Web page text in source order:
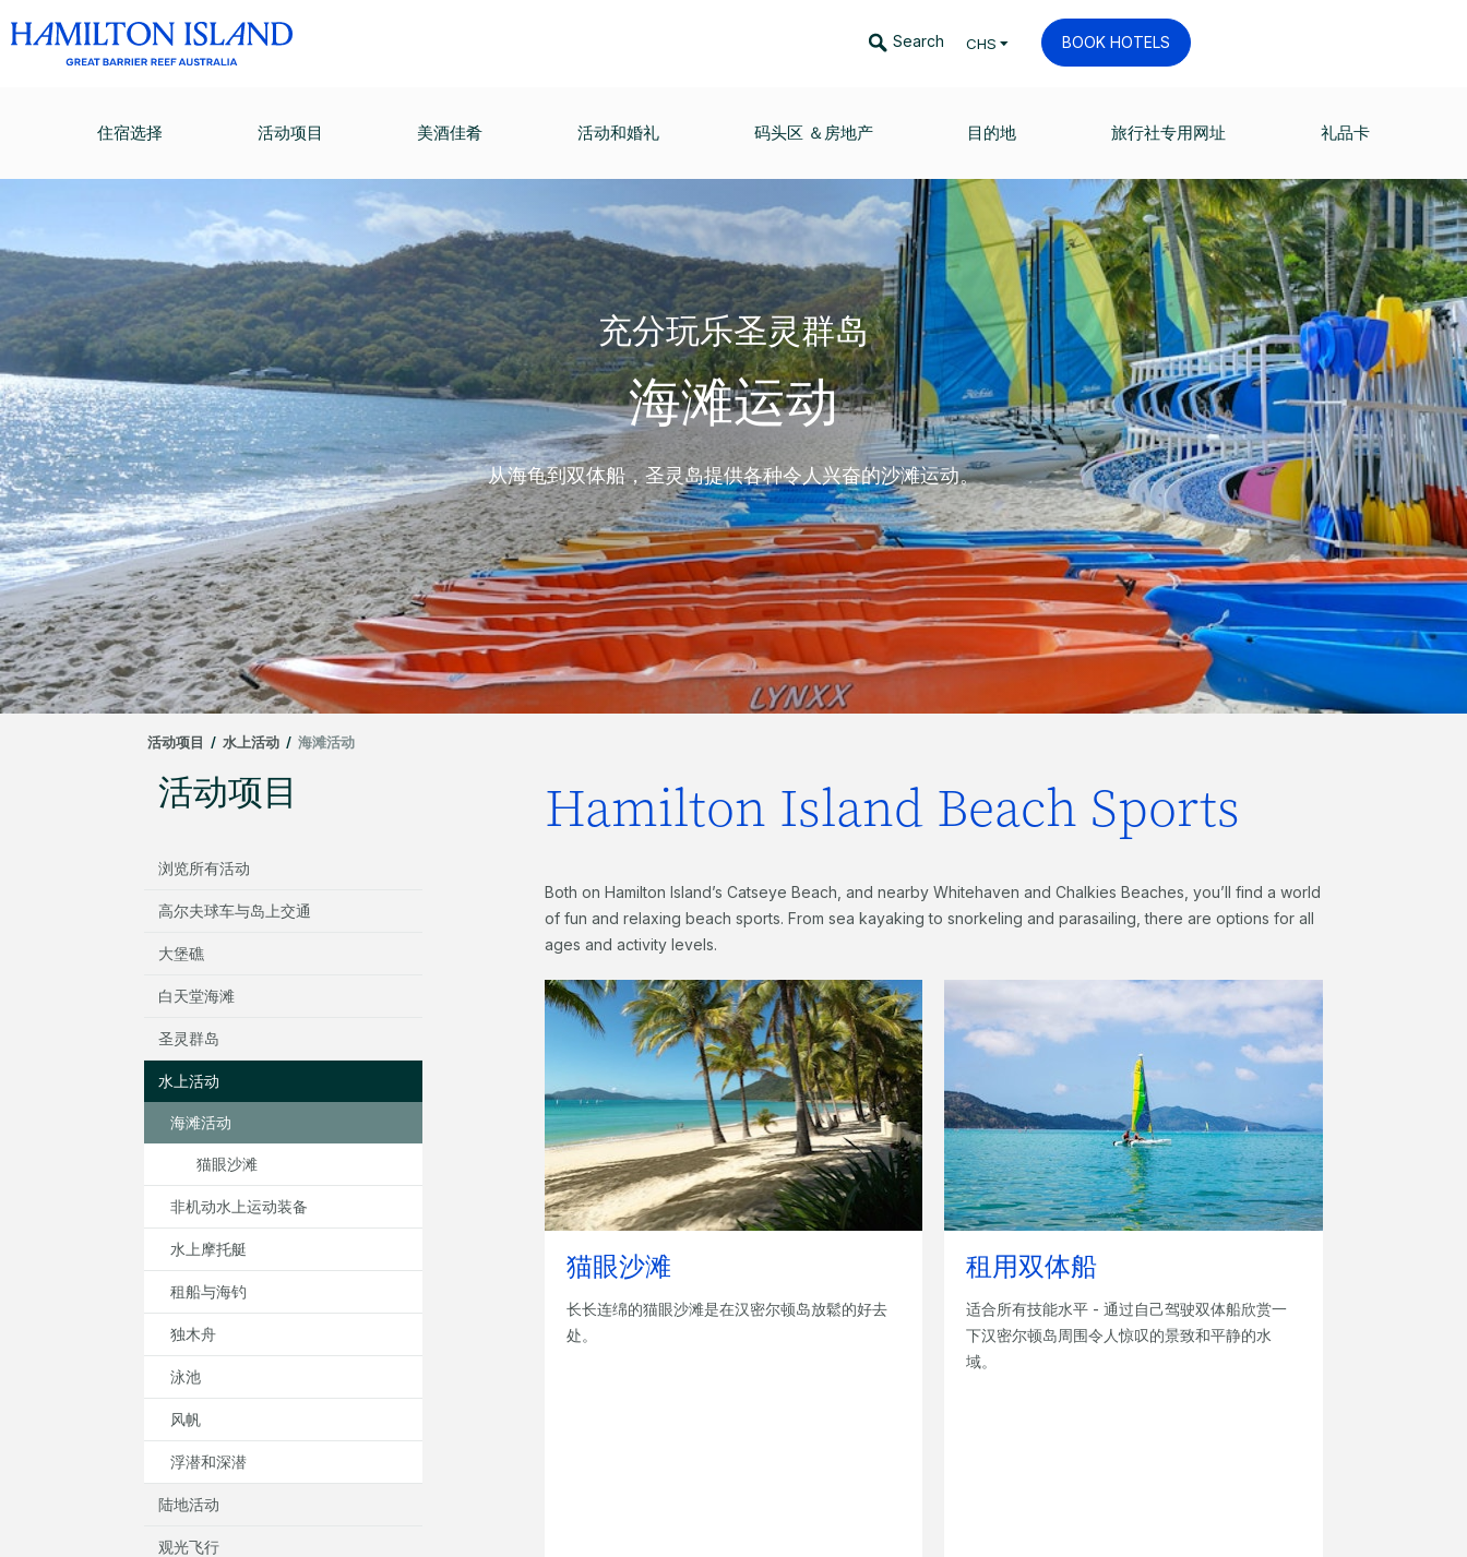
Search CHS BOOK HOTELS
住宿选择 活动项目 美酒佳肴 活动和婚礼 码头区 ＆房地产 目的地 旅行社专用网址 礼品卡
充分玩乐圣灵群岛
海滩运动
从海龟到双体船，圣灵岛提供各种令人兴奋的沙滩运动。
活动项目 / 水上活动 / 海滩活动
活动项目
浏览所有活动
高尔夫球车与岛上交通
大堡礁
白天堂海滩
圣灵群岛
水上活动
海滩活动
猫眼沙滩
非机动水上运动装备
水上摩托艇
租船与海钓
独木舟
泳池
风帆
浮潜和深潜
陆地活动
观光飞行
Hamilton Island Beach Sports
Both on Hamilton Island’s Catseye Beach, and nearby Whitehaven and Chalkies Beaches, you’ll find a world
of fun and relaxing beach sports. From sea kayaking to snorkeling and parasailing, there are options for all
ages and activity levels.
猫眼沙滩
长长连绵的猫眼沙滩是在汉密尔顿岛放鬆的好去
处。
租用双体船
适合所有技能水平 - 通过自己驾驶双体船欣赏一
下汉密尔顿岛周围令人惊叹的景致和平静的水
域。